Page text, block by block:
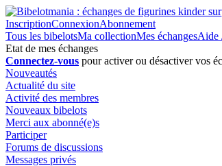
InscriptionConnexionAbonnement
Tous les bibelotsMa collectionMes échangesAide
Etat de mes échanges
Connectez-vous pour activer ou désactiver vos
Nouveautés
Actualité du site
Activité des membres
Nouveaux bibelots
Merci aux abonné(e)s
Participer
Forums de discussions
Messages privés